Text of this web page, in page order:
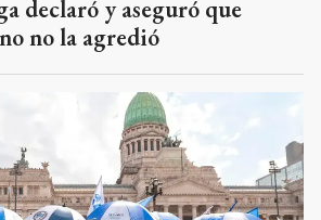
declaró y aseguró que
no la agredió